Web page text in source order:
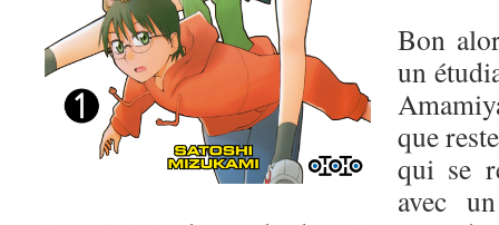
Bon
un
que
qui se
avec